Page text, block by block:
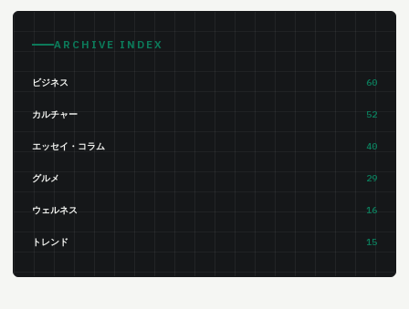
ARCHIVE INDEX
ビジネス 60
カルチャー 52
エッセイ・コラム 40
グルメ 29
ウェルネス 16
トレンド 15